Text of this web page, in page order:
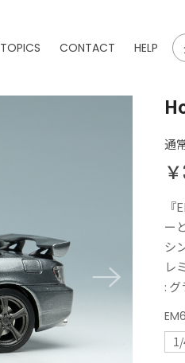
TOPICS CONTACT HELP
通
ー
シ
レ
: